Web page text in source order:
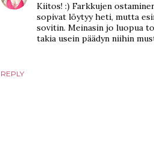
REPLY
Kiitos! :) Farkkujen
sopivat löytyy heti, mutta
sovitin. Meinasin jo luopua
takia usein päädyn niihin